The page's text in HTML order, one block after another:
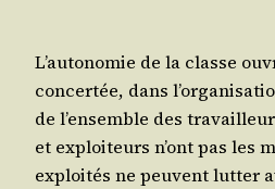
L’autonomie de la classe
concer­tée, dans
de l’ensemble des
et exploi­teurs n’ont pas les
exploi­tés ne peuvent lut­ter